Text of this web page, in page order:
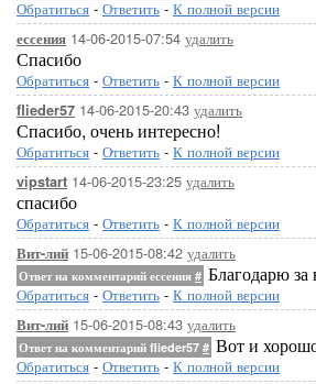
Обратиться - Ответить - К полной версии
ессения 14-06-2015-07:54 удалить
Спасибо
Обратиться - Ответить - К полной версии
flieder57 14-06-2015-20:43 удалить
Спасибо, очень интересно!
Обратиться - Ответить - К полной версии
vipstart 14-06-2015-23:25 удалить
спасибо
Обратиться - Ответить - К полной версии
Вит-лий 15-06-2015-08:42 удалить
Ответ на комментарий ессения # Благодарю
Обратиться - Ответить - К полной версии
Вит-лий 15-06-2015-08:43 удалить
Ответ на комментарий flieder57 # Вот и
Обратиться - Ответить - К полной версии